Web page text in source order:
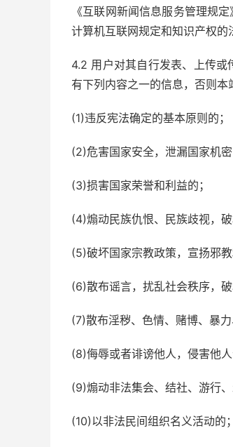
《互联网新闻信息服务管理规
计算机互联网规定和知识产权的
4.2 用户对其自行发表、上传
有下列内容之一的信息，否则本
(1)违反宪法确定的基本原则的；
(2)危害国家安全，泄漏国家机
(3)损害国家荣誉和利益的；
(4)煽动民族仇恨、民族歧视，破
(5)破坏国家宗教政策，宣扬邪教
(6)散布谣言，扰乱社会秩序，破
(7)散布淫秽、色情、赌博、暴力
(8)侮辱或者诽谤他人，侵害他人
(9)煽动非法集会、结社、游行
(10)以非法民间组织名义活动的；